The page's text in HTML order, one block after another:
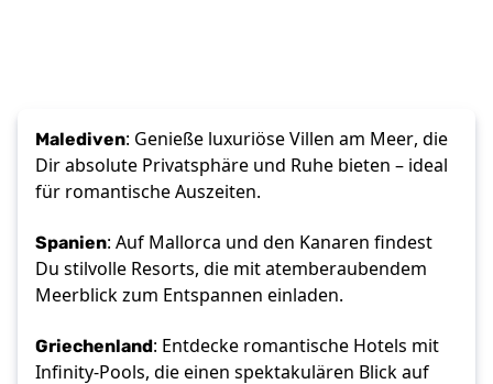
Malediven: Genieße luxuriöse Villen am Meer, die
Dir absolute Privatsphäre und Ruhe bieten – ideal
für romantische Auszeiten.
Spanien: Auf Mallorca und den Kanaren findest
Du stilvolle Resorts, die mit atemberaubendem
Meerblick zum Entspannen einladen.
Griechenland: Entdecke romantische Hotels mit
Infinity-Pools, die einen spektakulären Blick auf